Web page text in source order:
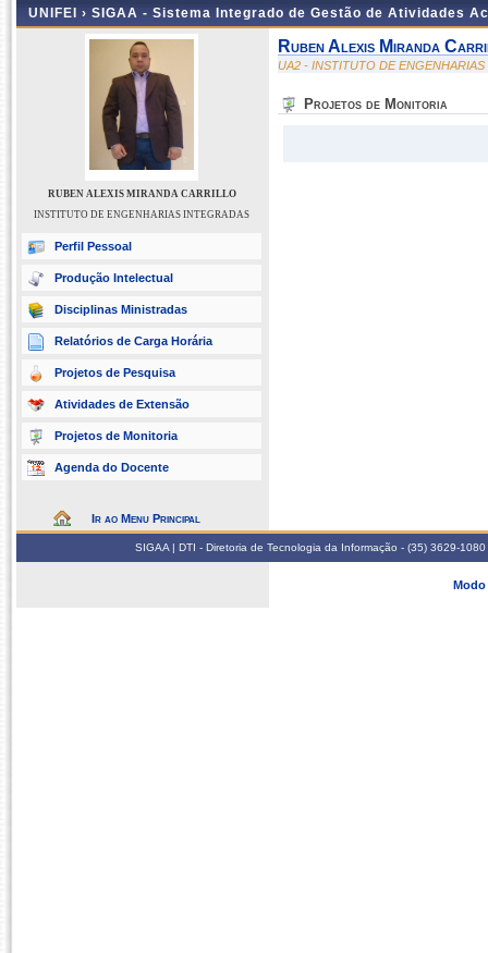
UNIFEI › SIGAA - Sistema Integrado de Gestão de Atividades
RUBEN ALEXIS MIRANDA CARRILLO
INSTITUTO DE ENGENHARIAS INTEGRADAS
Perfil Pessoal
Produção Intelectual
Disciplinas Ministradas
Relatórios de Carga Horária
Projetos de Pesquisa
Atividades de Extensão
Projetos de Monitoria
Agenda do Docente
Ir ao Menu Principal
Ruben Alexis Miranda
UA2 - INSTITUTO DE
Projetos de Monitoria
SIGAA | DTI - Diretoria de Tecnologia da Informação - (35) 3629-
Modo